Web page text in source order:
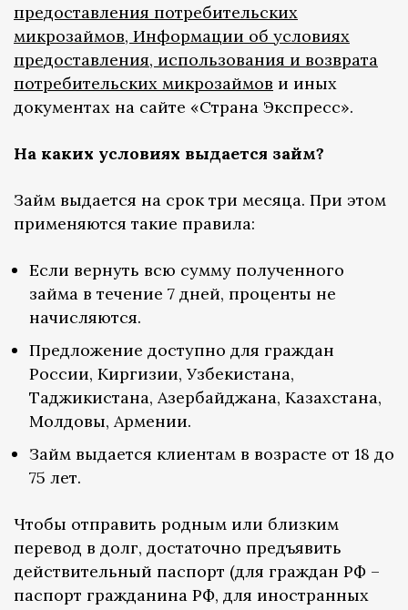
предоставления потребительских
микрозаймов, Информации об условиях
предоставления, использования и возврата
потребительских микрозаймов и иных
документах на сайте «Страна Экспресс».
На каких условиях выдается займ?
Займ выдается на срок три месяца. При этом
применяются такие правила:
Если вернуть всю сумму полученного
займа в течение 7 дней, проценты не
начисляются.
Предложение доступно для граждан
России, Киргизии, Узбекистана,
Таджикистана, Азербайджана, Казахстана,
Молдовы, Армении.
Займ выдается клиентам в возрасте от 18 до
75 лет.
Чтобы отправить родным или близким
перевод в долг, достаточно предъявить
действительный паспорт (для граждан РФ –
паспорт гражданина РФ, для иностранных